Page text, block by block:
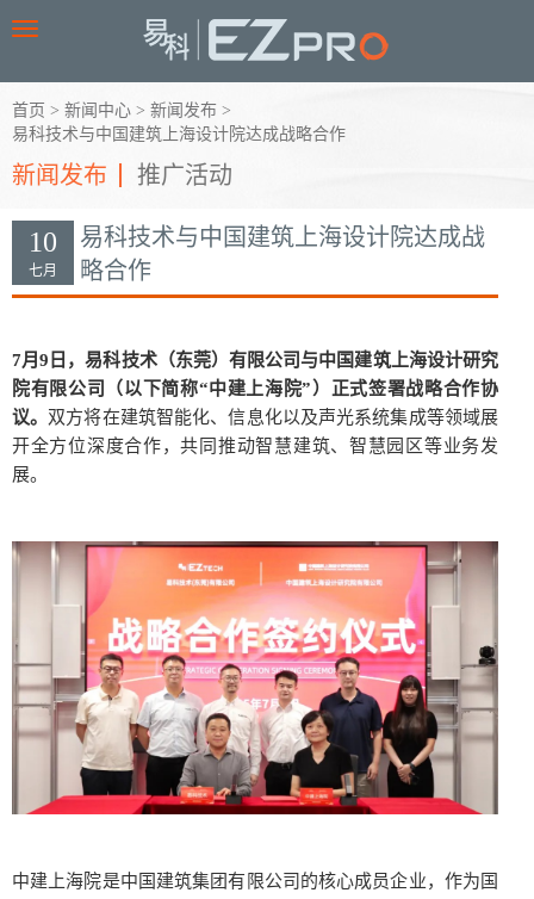
Toggle
首页 > 新闻中心 > 新闻发布 >
易科技术与中国建筑上海设计院达成战略合作
新闻发布 推广活动
10
七月
易科技术与中国建筑上海设计院达成战
略合作
7月9日，易科技术（东莞）有限公司与中国建筑上海设计研究
院有限公司（以下简称“中建上海院”）正式签署战略合作协
议。 双方将在建筑智能化、信息化以及声光系统集成等领域展
开全方位深度合作，共同推动智慧建筑、智慧园区等业务发
展。
中建上海院是中国建筑集团有限公司的核心成员企业，作为国